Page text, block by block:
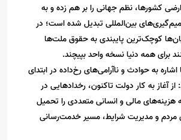
کشورها، نظم جهانی را بر هم زده و به
بین‌المللی تبدیل شده است؛ در
کوچک‌ترین پایبندی به حقوق ملت‌ها
برای همه دنیا نسخه واحد بپیچند.
به حوادث و ناآرامی‌های رخ‌داده در ابتدای
آغاز به کار دولت تاکنون، رخدادهایی در
هزینه‌های مالی و انسانی متعددی را تحمیل
مردم و مدیریت شرایط، مسیر خدمت‌رسانی